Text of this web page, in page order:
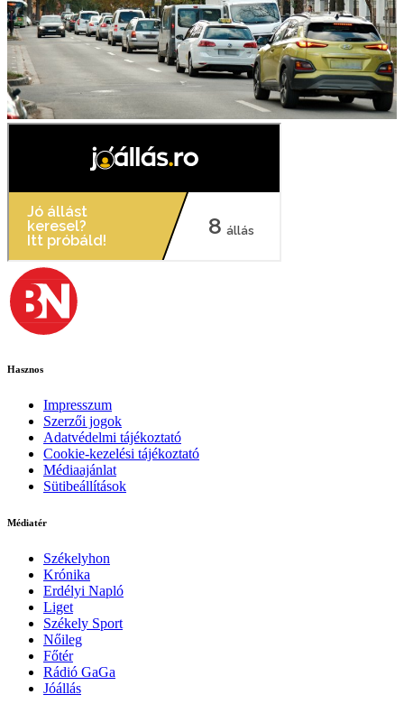
Hasznos
Impresszum
Szerzői jogok
Adatvédelmi tájékoztató
Cookie-kezelési tájékoztató
Médiaajánlat
Sütibeállítások
Médiatér
Székelyhon
Krónika
Erdélyi Napló
Liget
Székely Sport
Nőileg
Főtér
Rádió GaGa
Jóállás